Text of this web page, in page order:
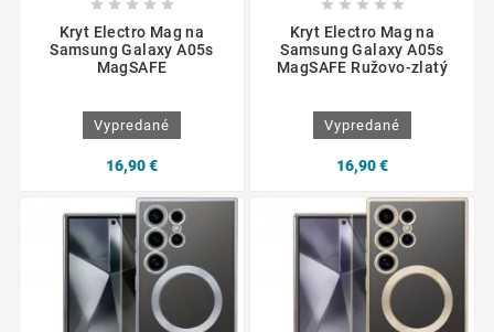
    
Kryt Electro Mag na
Samsung Galaxy A05s
MagSAFE
Vypredané
16,90 €
    
Kryt Electro Mag na
Samsung Galaxy A05s
MagSAFE Ružovo-zlatý
Vypredané
16,90 €